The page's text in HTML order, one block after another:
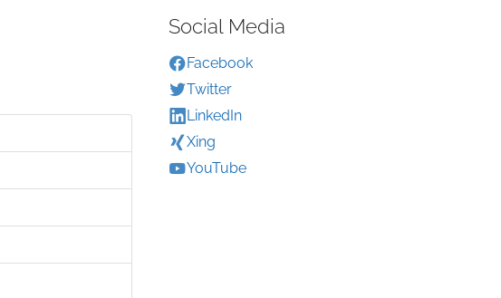
Social Media
Facebook
Twitter
LinkedIn
Xing
YouTube